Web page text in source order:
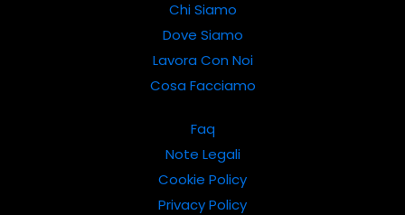
Chi Siamo
Dove Siamo
Lavora Con Noi
Cosa Facciamo
Faq
Note Legali
Cookie Policy
Privacy Policy